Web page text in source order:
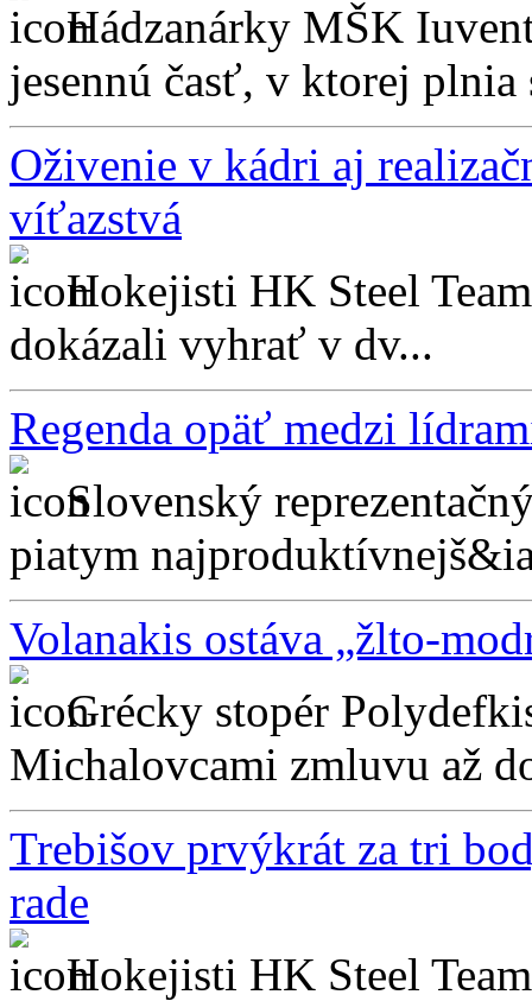
Hádzanárky MŠK
jesennú časť, v ktorej plnia
Oživenie v kádri aj
víťazstvá
Hokejisti HK Steel
dokázali vyhrať v dv...
Regenda opäť medzi
Slovenský
piatym
Volanakis ostáva „žlto-
Grécky stopér
Michalovcami zmluvu až
Trebišov prvýkrát za tri
rade
Hokejisti HK Steel